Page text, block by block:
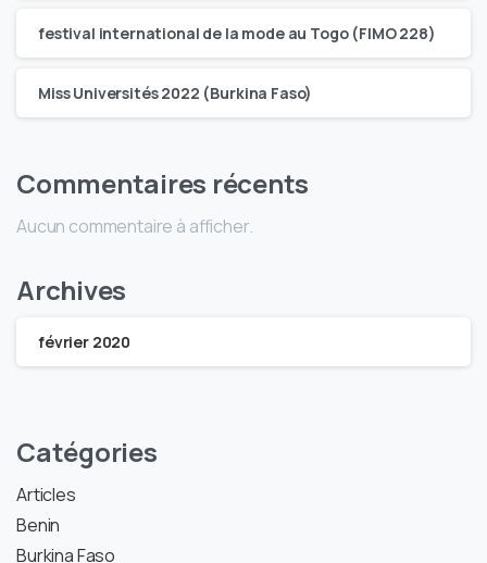
festival international de la mode au Togo (FIMO 228)
Miss Universités 2022 (Burkina Faso)
Commentaires récents
Aucun commentaire à afficher.
Archives
février 2020
Catégories
Articles
Benin
Burkina Faso